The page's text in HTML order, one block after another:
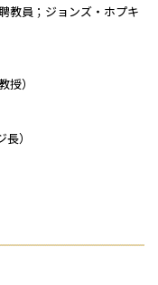
教員；ジョンズ・ホプキ
授）
）